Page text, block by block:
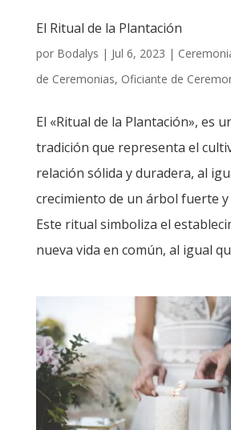
El Ritual de la Plantación
por Bodalys | Jul 6, 2023 |
de Ceremonias, Oficiante de
El «Ritual de la Plantación», es
tradición que representa el
relación sólida y duradera, al
crecimiento de un árbol fuerte
Este ritual simboliza el
nueva vida en común, al igual